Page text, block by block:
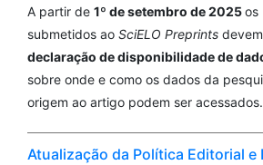
A partir de 1º de setembro de 2025os
submetidos ao SciELO Preprints
declaração de disponibilidade de
sobre onde e como os dados da
origem ao artigo podem ser acessados.
Atualização da Política Editorial e